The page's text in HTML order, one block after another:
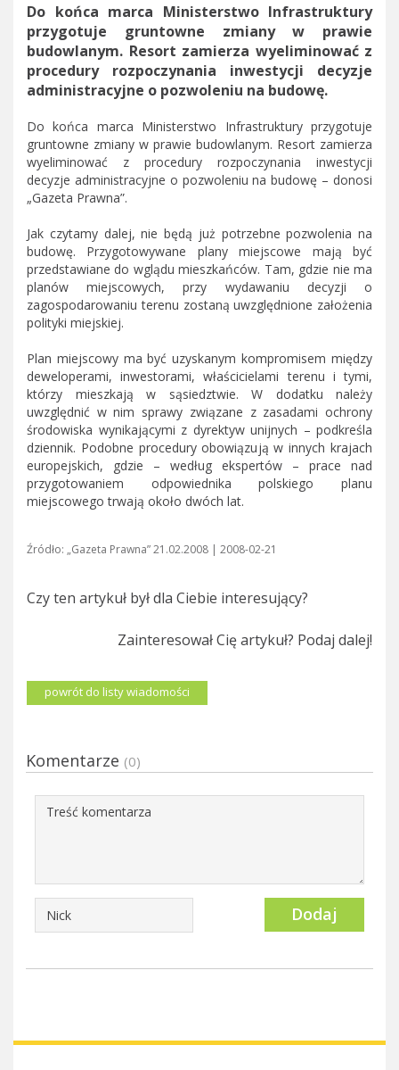
Do końca marca Ministerstwo Infrastruktury
przygotuje gruntowne zmiany w prawie
budowlanym. Resort zamierza wyeliminować z
procedury rozpoczynania inwestycji decyzje
administracyjne o pozwoleniu na budowę.
Do końca marca Ministerstwo Infrastruktury przygotuje
gruntowne zmiany w prawie budowlanym. Resort zamierza
wyeliminować z procedury rozpoczynania inwestycji
decyzje administracyjne o pozwoleniu na budowę – donosi
„Gazeta Prawna”.
Jak czytamy dalej, nie będą już potrzebne pozwolenia na
budowę. Przygotowywane plany miejscowe mają być
przedstawiane do wglądu mieszkańców. Tam, gdzie nie ma
planów miejscowych, przy wydawaniu decyzji o
zagospodarowaniu terenu zostaną uwzględnione założenia
polityki miejskiej.
Plan miejscowy ma być uzyskanym kompromisem między
deweloperami, inwestorami, właścicielami terenu i tymi,
którzy mieszkają w sąsiedztwie. W dodatku należy
uwzględnić w nim sprawy związane z zasadami ochrony
środowiska wynikającymi z dyrektyw unijnych – podkreśla
dziennik. Podobne procedury obowiązują w innych krajach
europejskich, gdzie – według ekspertów – prace nad
przygotowaniem odpowiednika polskiego planu
miejscowego trwają około dwóch lat.
Źródło: „Gazeta Prawna” 21.02.2008 | 2008-02-21
Czy ten artykuł był dla Ciebie interesujący?
Zainteresował Cię artykuł? Podaj dalej!
powrót do listy wiadomości
Komentarze (0)
Dodaj